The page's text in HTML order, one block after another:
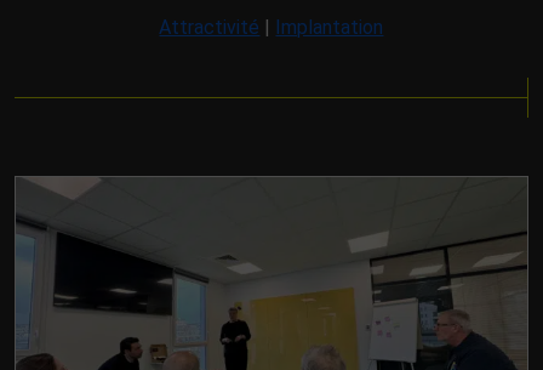
Attractivité | Implantation